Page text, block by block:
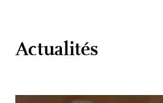
Actualités